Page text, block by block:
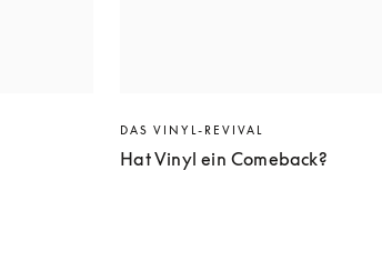
DAS VINYL-REVIVAL
Hat Vinyl ein Comeback?